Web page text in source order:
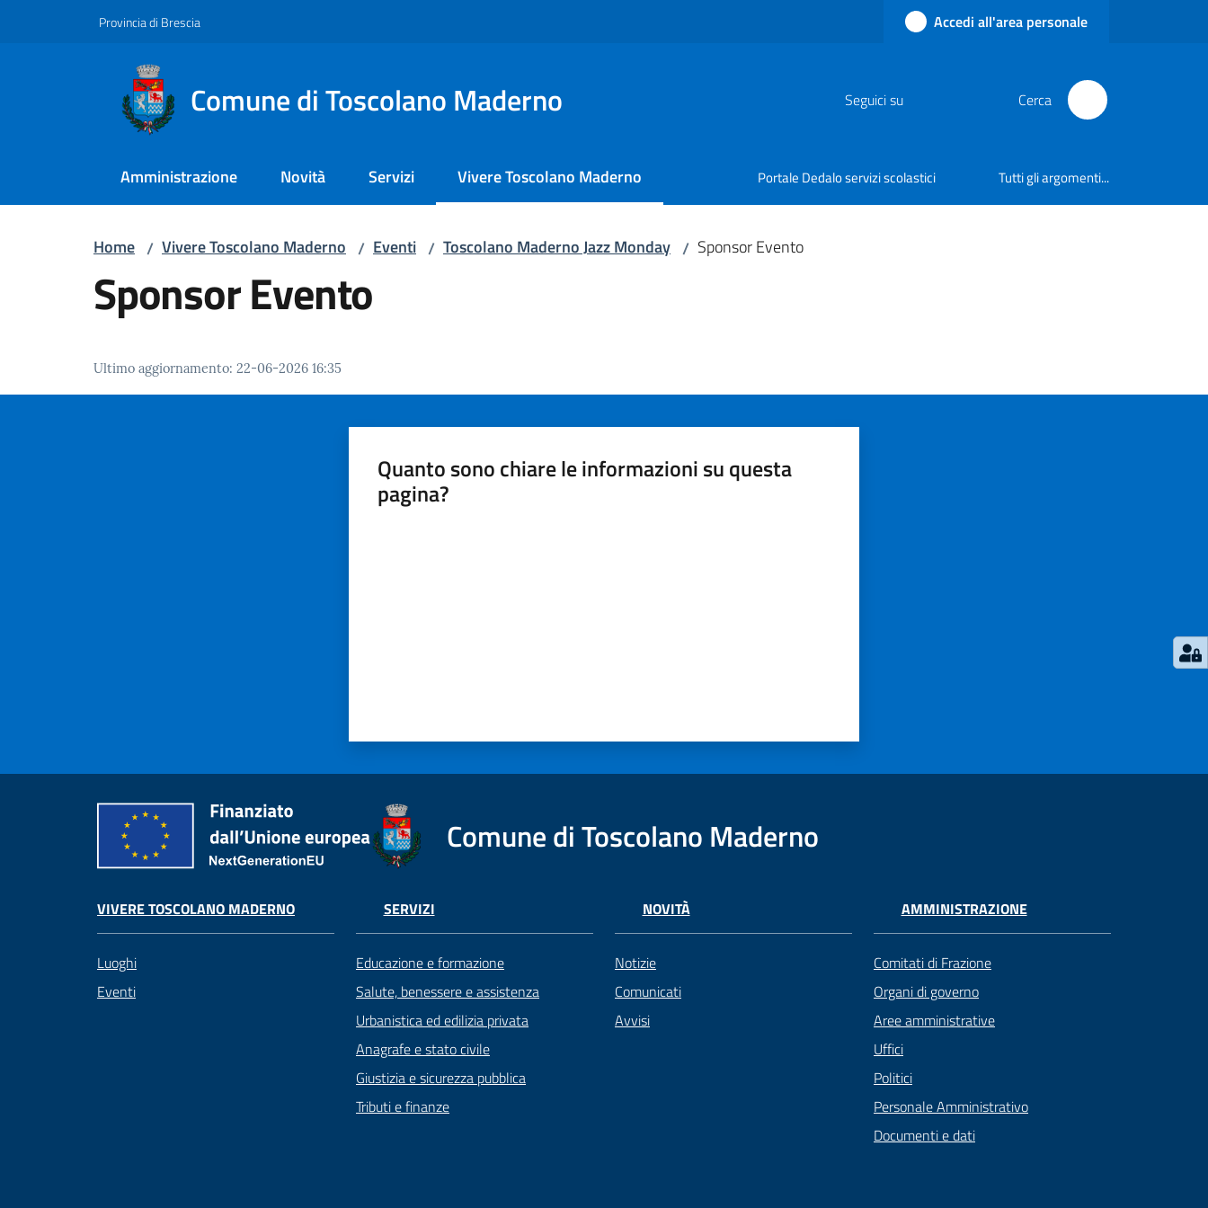
Provincia di Brescia Accedi all'area personale
Comune di Toscolano Maderno Seguici su Cerca
Amministrazione Novità Servizi Vivere Toscolano Maderno
Menu selezionato Portale Dedalo servizi scolastici Tutti gli argomenti...
Home / Vivere Toscolano Maderno / Eventi / Toscolano Maderno Jazz Monday / Sponsor Evento
Sponsor Evento
Ultimo aggiornamento: 22-06-2026 16:35
Quanto sono chiare le informazioni su questa
pagina?
Comune di Toscolano Maderno
VIVERE TOSCOLANO MADERNO
Luoghi
Eventi
SERVIZI
Educazione e formazione
Salute, benessere e assistenza
Urbanistica ed edilizia privata
Anagrafe e stato civile
Giustizia e sicurezza pubblica
Tributi e finanze
NOVITÀ
Notizie
Comunicati
Avvisi
AMMINISTRAZIONE
Comitati di Frazione
Organi di governo
Aree amministrative
Uffici
Politici
Personale Amministrativo
Documenti e dati